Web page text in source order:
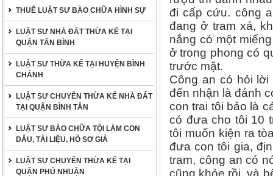
THUÊ LUẬT SƯ BÀO CHỮA HÌNH SỰ
LUẬT SƯ NHÀ ĐẤT THỪA KẾ TẠI
QUẬN TÂN BÌNH
LUẬT SƯ THỪA KẾ TẠI HUYỆN BÌNH
CHÁNH
LUẬT SƯ CHUYÊN THỪA KẾ NHÀ ĐẤT
TẠI QUẬN BÌNH TÂN
LUẬT SƯ BÀO CHỮA TỘI LÀM CON
DẤU, TÀI LIỆU, HỒ SƠ GIẢ
LUẬT SƯ CHUYÊN THỪA KẾ TẠI
QUẬN PHÚ NHUẬN
đi cấp cứu. công
đang ở tram xá,
nắng có một
ở trong phong có
trước mặt.
Công an có hỏi
đến nhận là đánh
con trai tôi bảo là
có đưa cho tôi 10
tôi muốn kiện ra
đưa con tôi gia,
tram, công an có
cũng khỏe rồi, và